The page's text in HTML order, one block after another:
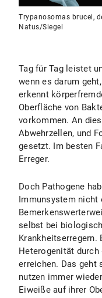
Trypanosomas brucei,
Natus/Siegel
Tag für Tag leistet
wenn es darum
erkennt
Oberfläche von
vorkommen. An
Abwehrzellen, und
gesetzt. Im besten
Erreger.
Doch Pathogene
Immunsystem nicht
selbst bei
Heterogenität
erreichen. Das geht
nutzen immer
Eiweiße auf ihrer